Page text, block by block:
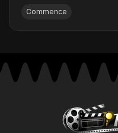
Commence